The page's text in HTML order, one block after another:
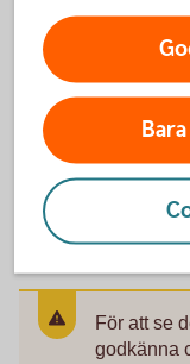
Mer
Tjänstepension -
Avtalspension –
Uttagsregler
För att se
godkänna